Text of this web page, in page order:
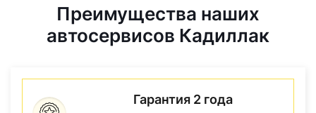
Преимущества наших
автосервисов Кадиллак
Гарантия 2 года